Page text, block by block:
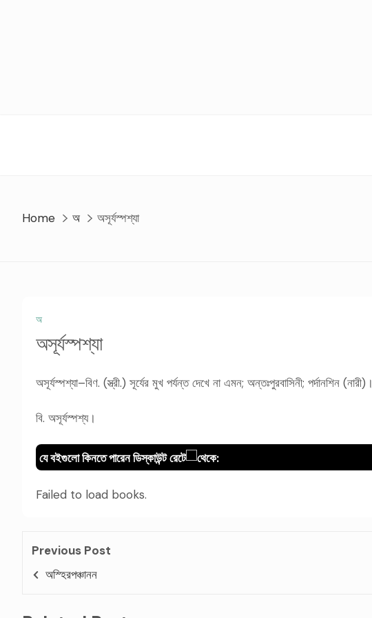
Home অ অসূর্যস্পশ্যা
অ
অসূর্যস্পশ্যা
অসূর্যস্পশ্যা–বিণ. (স্ত্রী.) সূর্যের মুখ পর্যন্ত দেখে না এমন; অন্তঃপুরবাসিনী; পর্দানশিন (নারী)।
বি. অসূর্যস্পশ্য।
যে বইগুলো কিনতে পারেন ডিস্কাউন্ট রেটে থেকে:
Failed to load books.
Previous Post
অস্হিরপঞ্চানন